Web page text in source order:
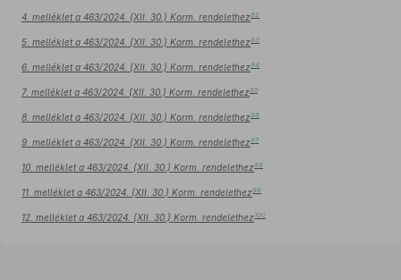
4. melléklet a 463/2024. (XII. 30.) Korm. rendelethez92
5. melléklet a 463/2024. (XII. 30.) Korm. rendelethez93
6. melléklet a 463/2024. (XII. 30.) Korm. rendelethez94
7. melléklet a 463/2024. (XII. 30.) Korm. rendelethez95
8. melléklet a 463/2024. (XII. 30.) Korm. rendelethez96
9. melléklet a 463/2024. (XII. 30.) Korm. rendelethez97
10. melléklet a 463/2024. (XII. 30.) Korm. rendelethez98
11. melléklet a 463/2024. (XII. 30.) Korm. rendelethez99
12. melléklet a 463/2024. (XII. 30.) Korm. rendelethez 100